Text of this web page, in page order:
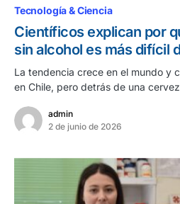
Tecnología & Ciencia
Científicos explican por
sin alcohol es más difícil
La tendencia crece en el mundo y
en Chile, pero detrás de una
admin
2 de junio de 2026